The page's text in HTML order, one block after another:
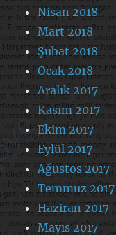
Nisan 2018
Mart 2018
Şubat 2018
Ocak 2018
Aralık 2017
Kasım 2017
Ekim 2017
Eylül 2017
Ağustos 2017
Temmuz 2017
Haziran 2017
Mayıs 2017